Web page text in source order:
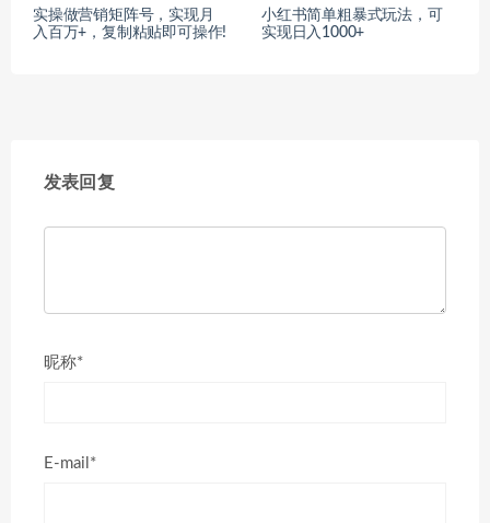
实操做营销矩阵号，实现月
入百万+，复制粘贴即可操作!
小红书简单粗暴式玩法，可
实现日入1000+
发表回复
昵称*
E-mail*